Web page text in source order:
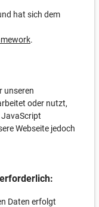
hat sich dem
.
unseren
oder nutzt,
JavaScript
Webseite jedoch
Daten erfolgt